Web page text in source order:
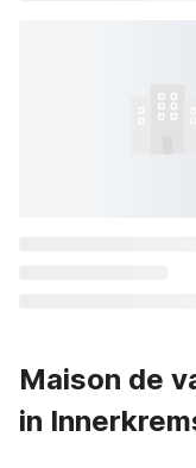
Maison de
in